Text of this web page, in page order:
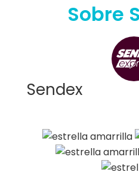
Sobre
Sendex